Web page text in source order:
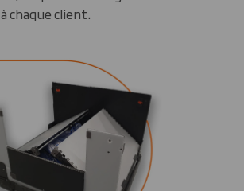
chaque client.